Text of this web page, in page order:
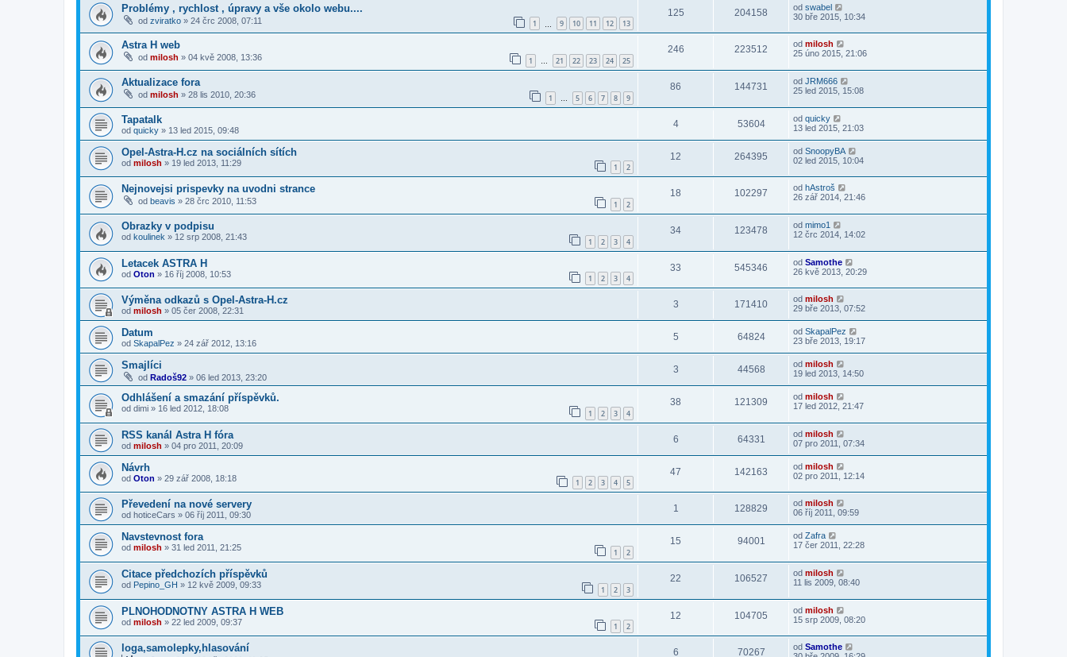
Problémy , rychlost , úpravy a vše okolo webu....
od zviratko » 24 črc 2008, 07:11 1 9 10 11 12 13
125 204158 od swabel
30 bře 2015, 10:34
Astra H web
od milosh » 04 kvě 2008, 13:36 1 … 21 22 23 24 25
246 223512 od milosh
25 úno 2015, 21:06
Aktualizace fora
od milosh » 28 lis 2010, 20:36 1 … 5 6 7 8 9
86 144731 od JRM666
25 led 2015, 15:08
Tapatalk
od quicky » 13 led 2015, 09:48
4 53604 od quicky
13 led 2015, 21:03
Opel-Astra-H.cz na sociálních sítích
od milosh » 19 led 2013, 11:29 1 2
12 264395 od SnoopyBA
02 led 2015, 10:04
Nejnovejsi prispevky na uvodni strance
od beavis » 28 črc 2010, 11:53 1 2
18 102297 od hAstroš
26 zář 2014, 21:46
Obrazky v podpisu
od koulinek » 12 srp 2008, 21:43 1 2 3 4
34 123478 od mimo1
12 črc 2014, 14:02
Letacek ASTRA H
od Oton » 16 říj 2008, 10:53 1 2 3 4
33 545346 od Samothe
26 kvě 2013, 20:29
Výměna odkazů s Opel-Astra-H.cz
od milosh » 05 čer 2008, 22:31
3 171410 od milosh
29 bře 2013, 07:52
Datum
od SkapalPez » 24 zář 2012, 13:16
5 64824 od SkapalPez
23 bře 2013, 19:17
Smajlíci
od Radoš92 » 06 led 2013, 23:20
3 44568 od milosh
19 led 2013, 14:50
Odhlášení a smazání příspěvků.
od dimi » 16 led 2012, 18:08 1 2 3 4
38 121309 od milosh
17 led 2012, 21:47
RSS kanál Astra H fóra
od milosh » 04 pro 2011, 20:09
6 64331 od milosh
07 pro 2011, 07:34
Návrh
od Oton » 29 zář 2008, 18:18 1 2 3 4 5
47 142163 od milosh
02 pro 2011, 12:14
Převedení na nové servery
od hoticeCars » 06 říj 2011, 09:30
1 128829 od milosh
06 říj 2011, 09:59
Navstevnost fora
od milosh » 31 led 2011, 21:25 1 2
15 94001 od Zafra
17 čer 2011, 22:28
Citace předchozích příspěvků
od Pepino_GH » 12 kvě 2009, 09:33 1 2 3
22 106527 od milosh
11 lis 2009, 08:40
PLNOHODNOTNY ASTRA H WEB
od milosh » 22 led 2009, 09:37 1 2
12 104705 od milosh
15 srp 2009, 08:20
loga,samolepky,hlasování 6 70267 od Samothe